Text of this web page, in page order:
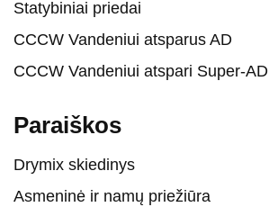
Statybiniai priedai
CCCW Vandeniui atsparus AD
CCCW Vandeniui atspari Super-AD
Paraiškos
Drymix skiedinys
Asmeninė ir namų priežiūra